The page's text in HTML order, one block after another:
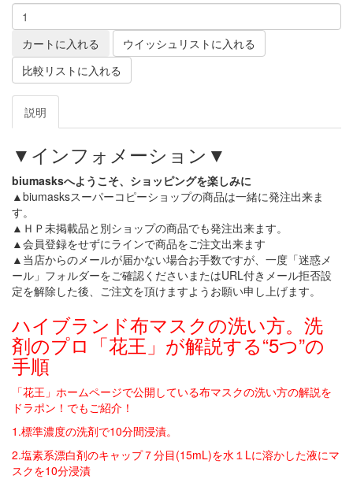
カートに入れる
ウイッシュリストに入れる
比較リストに入れる
説明
▼インフォメーション▼
biumasksへようこそ、ショッピングを楽しみに
▲biumasksスーパーコピーショップの商品は一緒に発注出来ま
す。
▲ＨＰ未掲載品と別ショップの商品でも発注出来ます。
▲会員登録をせずにラインで商品をご注文出来ます
▲当店からのメールが届かない場合お手数ですが、一度「迷惑メ
ール」フォルダーをご確認くださいまたはURL付きメール拒否設
定を解除した後、ご注文を頂けますようお願い申し上げます。
ハイブランド布マスクの洗い方。洗
剤のプロ「花王」が解説する“5つ”の
手順
「花王」ホームページで公開している布マスクの洗い方の解説を
ドラポン！でもご紹介！
1.標準濃度の洗剤で10分間浸漬。
2.塩素系漂白剤のキャップ７分目(15mL)を水１Lに溶かした液にマ
スクを10分浸漬